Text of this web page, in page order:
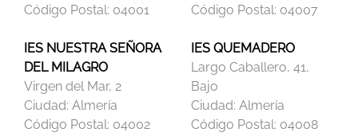
Código Postal: 04001
Código Postal: 04007
IES NUESTRA SEÑORA
DEL MILAGRO
Virgen del Mar, 2
Ciudad: Almería
Código Postal: 04002
IES QUEMADERO
Largo Caballero, 41,
Bajo
Ciudad: Almería
Código Postal: 04008